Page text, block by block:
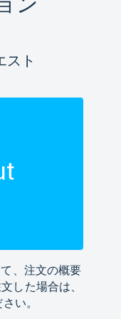
スト
、注文の概要
した場合は、
い。